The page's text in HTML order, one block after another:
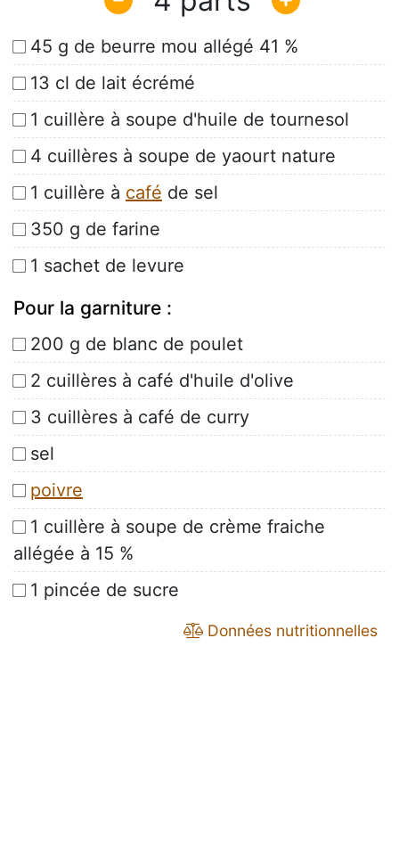
45 g de beurre mou allégé 41 %
13 cl de lait écrémé
1 cuillère à soupe d'huile de tournesol
4 cuillères à soupe de yaourt nature
1 cuillère à café de sel
350 g de farine
1 sachet de levure
Pour la garniture :
200 g de blanc de poulet
2 cuillères à café d'huile d'olive
3 cuillères à café de curry
sel
poivre
1 cuillère à soupe de crème fraiche
allégée à 15 %
1 pincée de sucre
Données nutritionnelles